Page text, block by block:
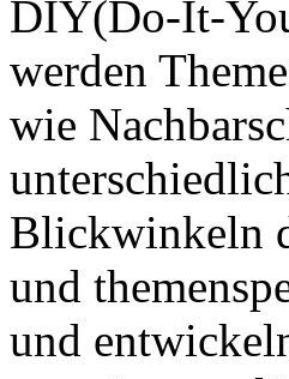
DIY(Do-It-
werden
wie
Blickwinkeln
und
und